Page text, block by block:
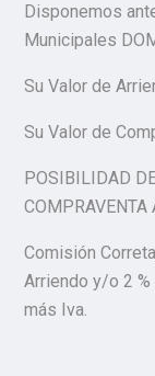
Disponemos
Municipales
Su Valor de
Su Valor de
POSIBILIDAD
COMPRAVENTA
Comisión
Arriendo y/o 2
más Iva.